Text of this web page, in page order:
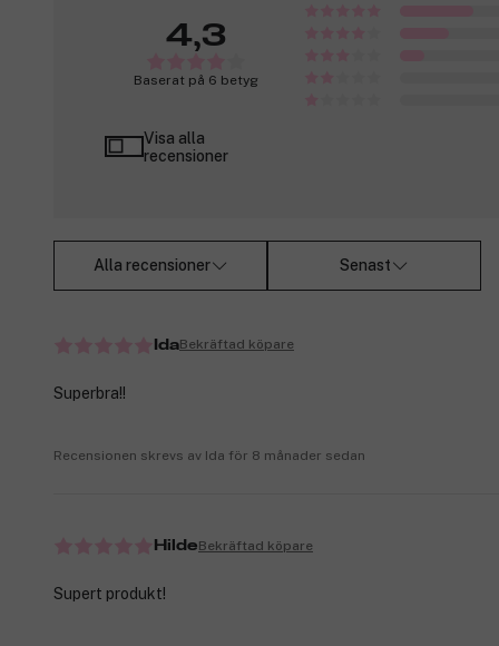
4,3
Baserat på 6 betyg
Visa alla
recensioner
Alla recensioner Senast
IdaBekräftad köpare
Superbra!!
Recensionen skrevs av Ida för 8 månader sedan
HildeBekräftad köpare
Supert produkt!